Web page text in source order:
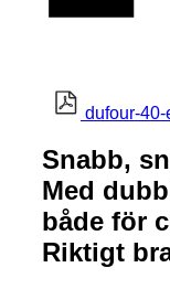
dufour-
Snabb,
Med
både för
Riktigt